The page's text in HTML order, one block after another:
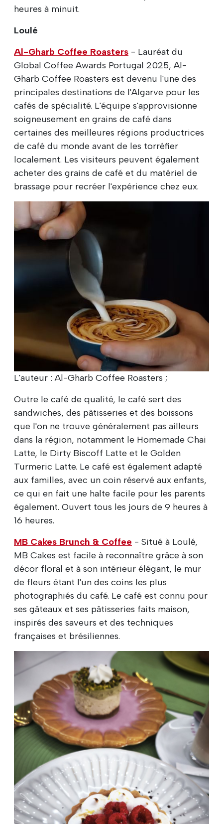
heures à minuit.
Loulé
Al-Gharb Coffee Roasters - Lauréat du
Global Coffee Awards Portugal 2025, Al-
Gharb Coffee Roasters est devenu l'une des
principales destinations de l'Algarve pour les
cafés de spécialité. L'équipe s'approvisionne
soigneusement en grains de café dans
certaines des meilleures régions productrices
de café du monde avant de les torréfier
localement. Les visiteurs peuvent également
acheter des grains de café et du matériel de
brassage pour recréer l'expérience chez eux.
L'auteur : Al-Gharb Coffee Roasters ;
Outre le café de qualité, le café sert des
sandwiches, des pâtisseries et des boissons
que l'on ne trouve généralement pas ailleurs
dans la région, notamment le Homemade Chai
Latte, le Dirty Biscoff Latte et le Golden
Turmeric Latte. Le café est également adapté
aux familles, avec un coin réservé aux enfants,
ce qui en fait une halte facile pour les parents
également. Ouvert tous les jours de 9 heures à
16 heures.
MB Cakes Brunch & Coffee - Situé à Loulé,
MB Cakes est facile à reconnaître grâce à son
décor floral et à son intérieur élégant, le mur
de fleurs étant l'un des coins les plus
photographiés du café. Le café est connu pour
ses gâteaux et ses pâtisseries faits maison,
inspirés des saveurs et des techniques
françaises et brésiliennes.